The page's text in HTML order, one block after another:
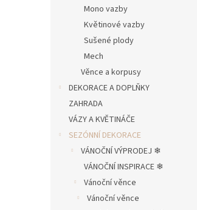
Mono vazby
Květinové vazby
Sušené plody
Mech
Věnce a korpusy
DEKORACE A DOPLŇKY
ZAHRADA
VÁZY A KVĚTINÁČE
SEZÓNNÍ DEKORACE
VÁNOČNÍ VÝPRODEJ ❄︎︎
VÁNOČNÍ INSPIRACE ❄︎︎
Vánoční věnce
Vánoční věnce